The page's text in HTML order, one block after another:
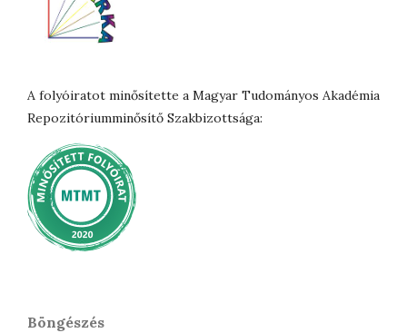
A folyóiratot minősítette a Magyar Tudományos Akadémia
Repozitóriumminősítő Szakbizottsága:
Böngészés